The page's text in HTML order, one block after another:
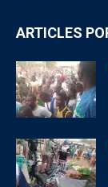
ARTICLES